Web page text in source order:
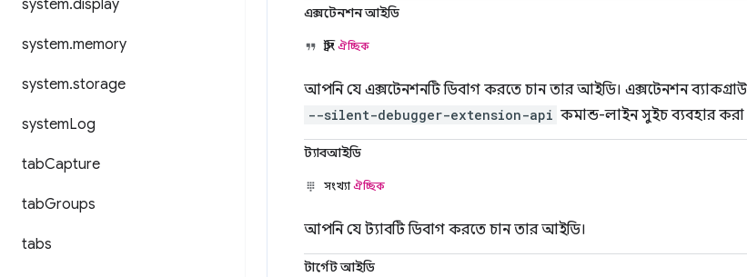
system.display
system.memory
system.storage
systemLog
tabCapture
tabGroups
tabs
এক্সটেনশন আইডি
স্ট্রিং ঐচ্ছিক
আপনি যে এক্সটেনশনটি ডিবাগ করতে চান তার আইডি। এক্সটেনশন
--silent-debugger-extension-api কমান্ড-লাইন সুইচ ব্যবহার করা
ট্যাবআইডি
সংখ্যাঐচ্ছিক
আপনি যে ট্যাবটি ডিবাগ করতে চান তার আইডি।
টার্গেট আইডি